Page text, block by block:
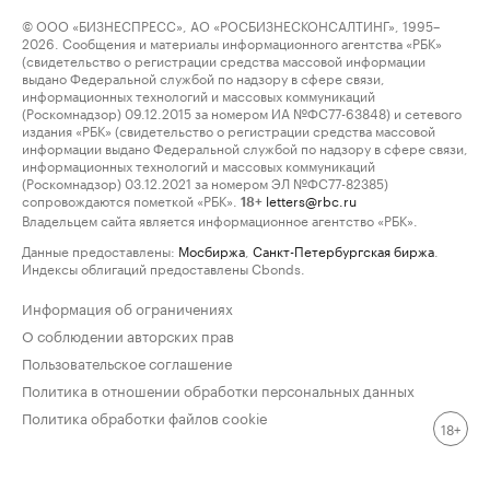
© ООО «БИЗНЕСПРЕСС», АО «РОСБИЗНЕСКОНСАЛТИНГ», 1995–
2026. Сообщения и материалы информационного агентства «РБК»
(свидетельство о регистрации средства массовой информации
выдано Федеральной службой по надзору в сфере связи,
информационных технологий и массовых коммуникаций
(Роскомнадзор) 09.12.2015 за номером ИА №ФС77-63848) и сетевого
издания «РБК» (свидетельство о регистрации средства массовой
информации выдано Федеральной службой по надзору в сфере связи,
информационных технологий и массовых коммуникаций
(Роскомнадзор) 03.12.2021 за номером ЭЛ №ФС77-82385)
сопровождаются пометкой «РБК».
18+ letters@rbc.ru
Владельцем сайта является информационное агентство «РБК».
Данные предоставлены: Мосбиржа Санкт-Петербургская биржа
Индексы облигаций предоставлены Cbonds.
Информация об ограничениях
О соблюдении авторских прав
Пользовательское соглашение
Политика в отношении обработки персональных данных
Политика обработки файлов cookie
18+